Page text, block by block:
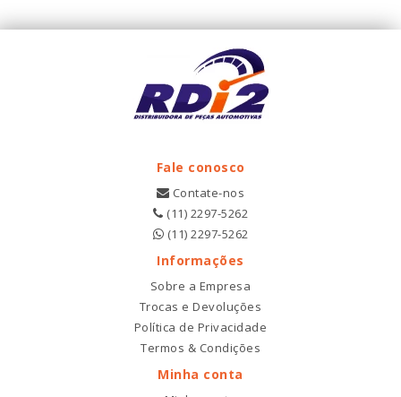
Fale conosco
Contate-nos
(11) 2297-5262
(11) 2297-5262
Informações
Sobre a Empresa
Trocas e Devoluções
Política de Privacidade
Termos & Condições
Minha conta